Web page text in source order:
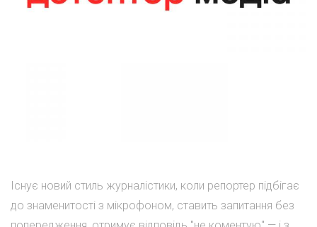
Існує новий стиль журналістики, коли репортер підбігає
до знаменитості з мікрофоном, ставить запитання без